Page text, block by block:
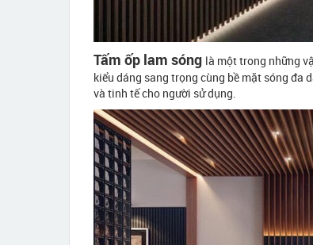
Tấm ốp lam sóng là một trong những
kiểu dáng sang trọng cùng bề mặt sóng đa
và tinh tế cho người sử dụng.